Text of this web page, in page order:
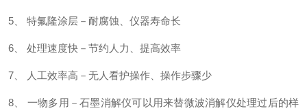
5 、 特氟隆涂层－耐腐蚀、仪器寿命长
6 、 处理速度快－节约人力、提高效率
7 、 人工效率高－无人看护操作、操作步骤少
8 、 一物多用－石墨消解仪可以用来替微波消解仪处理过后的样